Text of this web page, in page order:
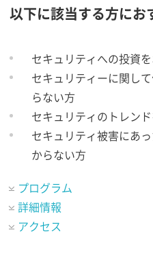
以下に該当する方にお
セキュリティへの投資
セキュリティーに関し
らない方
セキュリティのトレン
セキュリティ被害にあ
からない方
プログラム
詳細情報
アクセス